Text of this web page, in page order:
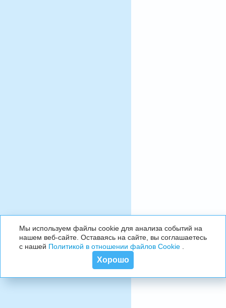
Мы используем файлы cookie для анализа событий на
нашем веб-сайте. Оставаясь на сайте, вы соглашаетесь
с нашей Политикой в отношении файлов Cookie.
Хорошо